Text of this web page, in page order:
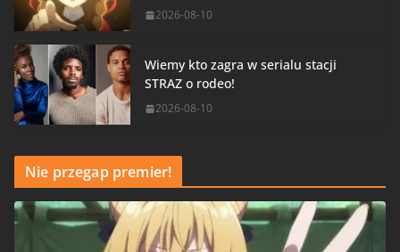
2026-08-10
Wiemy kto zagra w serialu stacji
STRAZ o rodeo!
2026-08-10
Nie przegap premier!